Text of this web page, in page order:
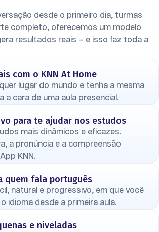
desde o primeiro dia, turmas
completo, oferecemos um modelo
resultados reais – e isso faz toda a
com o KNN At Home
lugar do mundo e tenha a mesma
a cara de uma aula presencial.
para te ajudar nos estudos
mais dinâmicos e eficazes.
a pronúncia e a compreensão
KNN.
quem fala português
natural e progressivo, em que você
idioma desde a primeira aula.
e niveladas